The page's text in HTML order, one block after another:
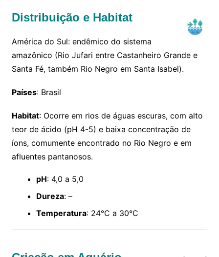
Distribuição e Habitat
América do Sul: endêmico do sistema
amazônico (Rio Jufari entre Castanheiro Grande e
Santa Fé, também Rio Negro em Santa Isabel).
Países: Brasil
Habitat: Ocorre em rios de águas escuras, com alto
teor de ácido (pH 4-5) e baixa concentração de
íons, comumente encontrado no Rio Negro e em
afluentes pantanosos.
pH: 4,0 a 5,0
Dureza: –
Temperatura: 24°C a 30°C